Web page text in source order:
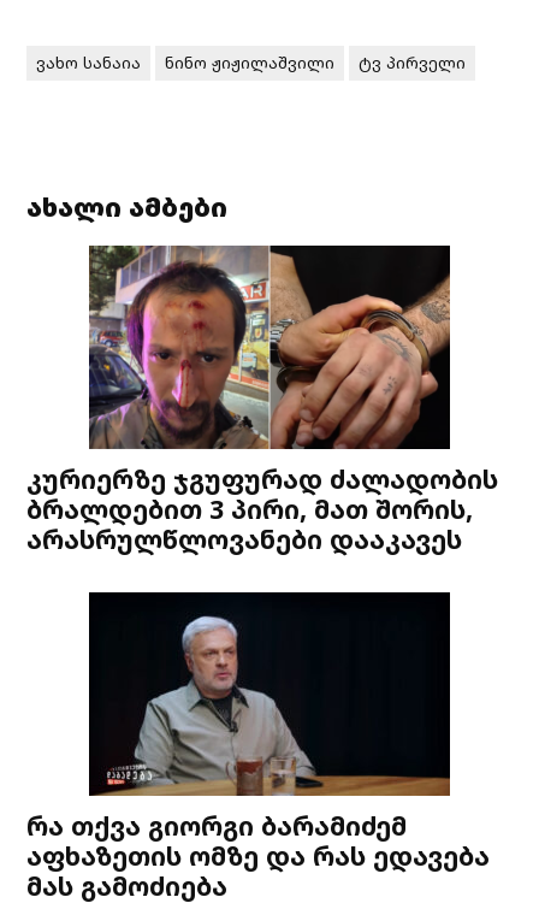
ვახო სანაია ნინო ჟიჟილაშვილი ტვ პირველი
ახალი ამბები
კურიერზე ჯგუფურად ძალადობის
ბრალდებით 3 პირი, მათ შორის,
არასრულწლოვანები დააკავეს
რა თქვა გიორგი ბარამიძემ
აფხაზეთის ომზე და რას ედავება
მას გამოძიება